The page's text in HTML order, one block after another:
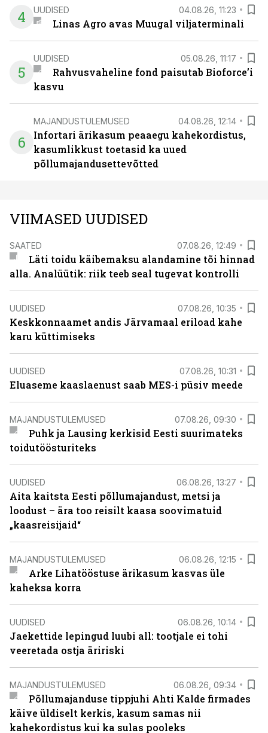
4 UUDISED 04.08.26, 11:23
Linas Agro avas Muugal viljaterminali
5
UUDISED 05.08.26, 11:17
Rahvusvaheline fond paisutab Bioforce’i
kasvu
6
MAJANDUSTULEMUSED 04.08.26, 12:14
Infortari ärikasum peaaegu kahekordistus,
kasumlikkust toetasid ka uued
põllumajandusettevõtted
VIIMASED UUDISED
SAATED 07.08.26, 12:49
Läti toidu käibemaksu alandamine tõi hinnad
alla. Analüütik: riik teeb seal tugevat kontrolli
UUDISED 07.08.26, 10:35
Keskkonnaamet andis Järvamaal eriload kahe
karu küttimiseks
UUDISED 07.08.26, 10:31
Eluaseme kaaslaenust saab MES-i püsiv meede
MAJANDUSTULEMUSED 07.08.26, 09:30
Puhk ja Lausing kerkisid Eesti suurimateks
toidutöösturiteks
UUDISED 06.08.26, 13:27
Aita kaitsta Eesti põllumajandust, metsi ja
loodust – ära too reisilt kaasa soovimatuid
„kaasreisijaid“
MAJANDUSTULEMUSED 06.08.26, 12:15
Arke Lihatööstuse ärikasum kasvas üle
kaheksa korra
UUDISED 06.08.26, 10:14
Jaekettide lepingud luubi all: tootjale ei tohi
veeretada ostja äririski
MAJANDUSTULEMUSED 06.08.26, 09:34
Põllumajanduse tippjuhi Ahti Kalde firmades
käive üldiselt kerkis, kasum samas nii
kahekordistus kui ka sulas pooleks